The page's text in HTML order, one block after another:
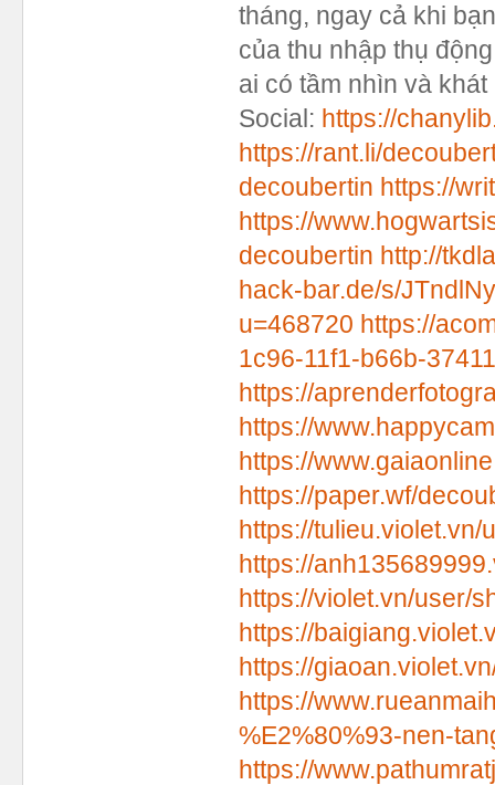
tháng, ngay cả khi
của thu nhập thụ
ai có tầm nhìn và
Social: https://
https://rant.li/
decoubertin https://
https://
decoubertin http://
hack-bar.de/s/
u=468720 https://
1c96-11f1-b66b-
https://
https://
https://
https://paper.wf/
https://
https://
https://violet.vn/user/
https://
https://
https://
%E2%80%93-nen-
https://